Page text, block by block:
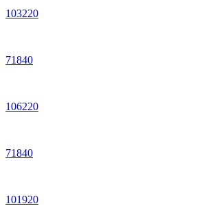
103220
71840
106220
71840
101920